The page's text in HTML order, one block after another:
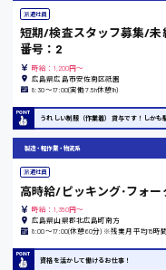
熊本県
東京都
島根県
派遣社員
短期/検査スタッフ募集/未
番号：2
時給：1,200円～
広島県広島市安佐南区祇園
8:30〜17:00(実働7.5h休憩1h)
うれしい制服（作業着）貸与です！しかも
製造・軽作業・物流系
派遣社員
高時給/ピッキング･フォ
時給：1,350円～
広島県山県郡北広島町南方
8:00〜17:00(休憩60分) ※残業月平均15時
資格を活かして働けるお仕事！